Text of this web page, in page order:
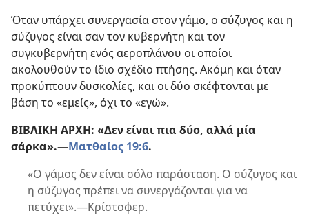
Όταν υπάρχει συνεργασία στον γάμο, ο σύζυγος και η
σύζυγος είναι σαν τον κυβερνήτη και τον
συγκυβερνήτη ενός αεροπλάνου οι οποίοι
ακολουθούν το ίδιο σχέδιο πτήσης. Ακόμη και όταν
προκύπτουν δυσκολίες, και οι δύο σκέφτονται με
βάση το «εμείς», όχι το «εγώ».
ΒΙΒΛΙΚΗ ΑΡΧΗ: «Δεν είναι πια δύο, αλλά μία
σάρκα».​—Ματθαίος 19:6.
«Ο γάμος δεν είναι σόλο παράσταση. Ο σύζυγος και
η σύζυγος πρέπει να συνεργάζονται για να
πετύχει».​—Κρίστοφερ.